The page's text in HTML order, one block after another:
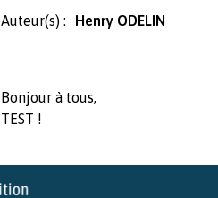
Auteur(s) : Henry ODELIN
Bonjour à tous,
TEST !